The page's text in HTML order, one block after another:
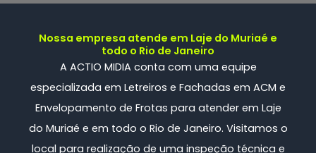
Nossa empresa atende em Laje do Muriaé e
todo o Rio de Janeiro
A ACTIO MIDIA conta com uma equipe
especializada em Letreiros e Fachadas em ACM e
Envelopamento de Frotas para atender em Laje
do Muriaé e em todo o Rio de Janeiro. Visitamos o
local para realização de uma inspeção técnica e